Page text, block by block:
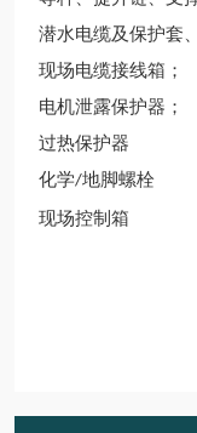
潜水电缆及保护套
现场电缆接线箱；
电机泄露保护器；
过热保护器
化学/地脚螺栓
现场控制箱